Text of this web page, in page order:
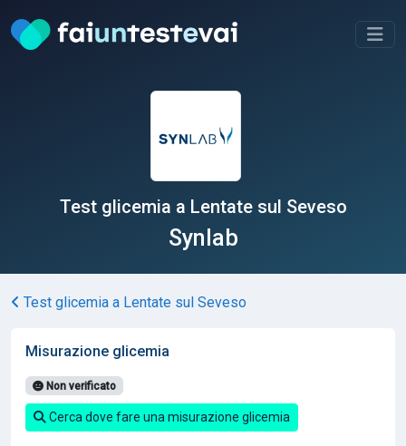
Test glicemia a Lentate sul Seveso
Synlab
Test glicemia a Lentate sul Seveso
Misurazione glicemia
Non verificato
Cerca dove fare una misurazione glicemia